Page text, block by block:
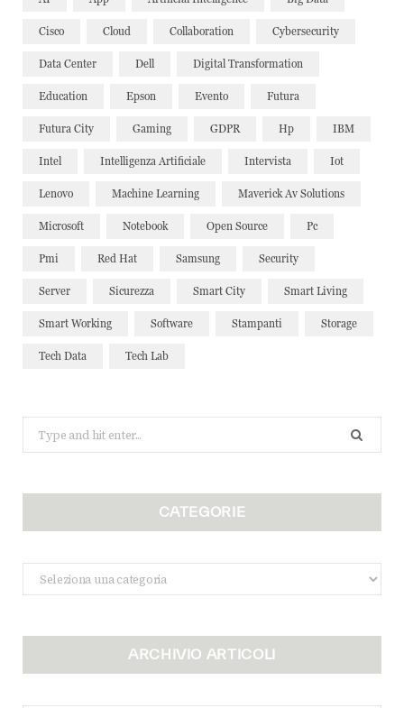
Cisco Cloud Collaboration Cybersecurity
Data Center Dell Digital Transformation
Education Epson Evento Futura
Futura City Gaming GDPR Hp IBM
Intel Intelligenza Artificiale Intervista Iot
Lenovo Machine Learning Maverick Av Solutions
Microsoft Notebook Open Source Pc
Pmi Red Hat Samsung Security
Server Sicurezza Smart City Smart Living
Smart Working Software Stampanti Storage
Tech Data Tech Lab
for:
CATEGORIE
Categorie
ARCHIVIO ARTICOLI